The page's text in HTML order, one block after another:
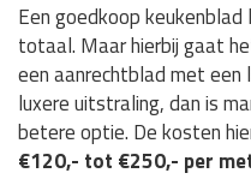
Een goedkoop
totaal. Maar hierbij gaat
een aanrechtblad met een
luxere uitstraling, dan is
betere optie. De kosten
€120,- tot €250,- per